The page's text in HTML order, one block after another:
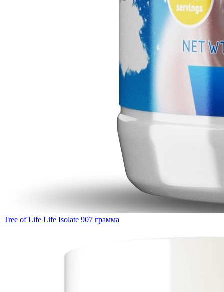
Tree of Life Life Isolate 907 грамма